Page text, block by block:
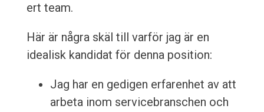
ert team.
Här är några skäl till varför jag är en
idealisk kandidat för denna position:
Jag har en gedigen erfarenhet av att
arbeta inom servicebranschen och